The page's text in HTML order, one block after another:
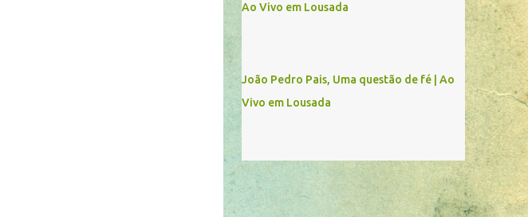
Ao Vivo em Lousada
João Pedro Pais, Uma questão de fé | Ao
Vivo em Lousada